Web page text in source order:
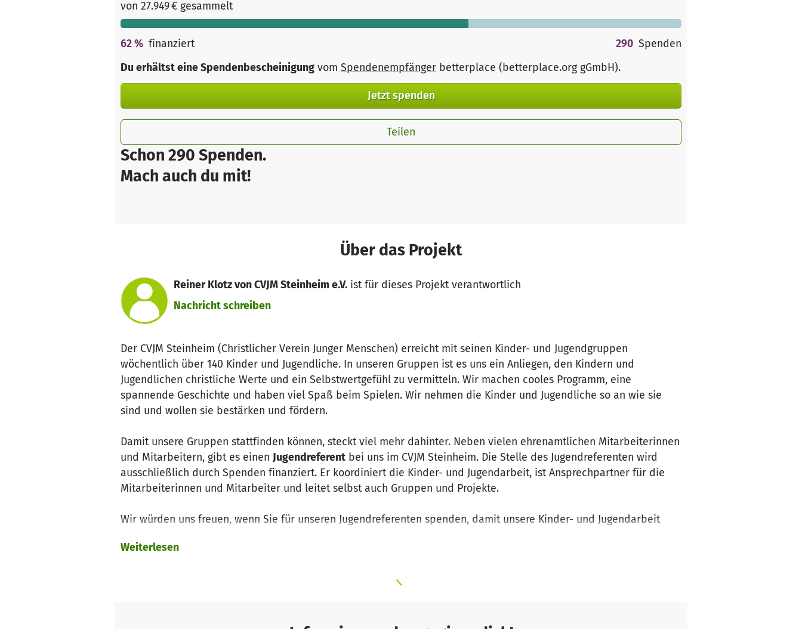
Schon 290 Spenden.
Mach auch du mit!
von 27.949 € gesammelt
62% finanziert 290 Spenden
Du erhältst eine Spendenbescheinigung vom Spendenempfänger betterplace (betterplace.org gGmbH).
Jetzt spenden
Teilen
Über das Projekt
Reiner Klotz von CVJM Steinheim e.V.ist für dieses Projekt verantwortlich
Nachricht schreiben
Der CVJM Steinheim (Christlicher Verein Junger Menschen) erreicht mit seinen Kinder- und Jugendgruppen
wöchentlich über 140 Kinder und Jugendliche. In unseren Gruppen ist es uns ein Anliegen, den Kindern und
Jugendlichen christliche Werte und ein Selbstwertgefühl zu vermitteln. Wir machen cooles Programm, eine
spannende Geschichte und haben viel Spaß beim Spielen. Wir nehmen die Kinder und Jugendliche so an wie sie
sind und wollen sie bestärken und fördern.
Damit unsere Gruppen stattfinden können, steckt viel mehr dahinter. Neben vielen ehrenamtlichen Mitarbeiterinnen
und Mitarbeitern, gibt es einen Jugendreferent bei uns im CVJM Steinheim. Die Stelle des Jugendreferenten wird
ausschließlich durch Spenden finanziert. Er koordiniert die Kinder- und Jugendarbeit, ist Ansprechpartner für die
Mitarbeiterinnen und Mitarbeiter und leitet selbst auch Gruppen und Projekte.
Wir würden uns freuen, wenn Sie für unseren Jugendreferenten spenden, damit unsere Kinder- und Jugendarbeit
Weiterlesen